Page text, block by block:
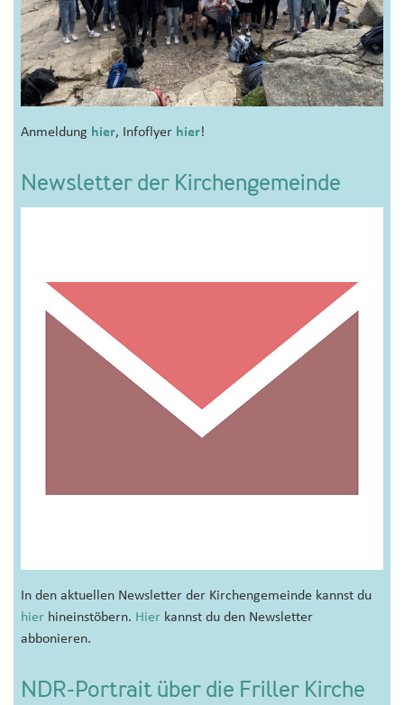
Anmeldung hier, Infoflyer hier!
Newsletter der Kirchengemeinde
In den aktuellen Newsletter der Kirchengemeinde kannst du
hier hineinstöbern. Hier kannst du den Newsletter
abbonieren.
NDR-Portrait über die Friller Kirche